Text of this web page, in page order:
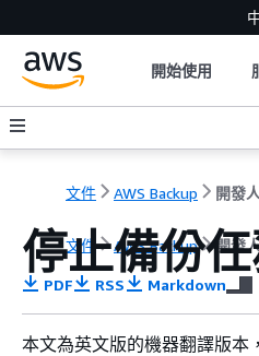
開始使用
文件 AWS Backup 開發
文件 AWS Backup 開發
停止備份
PDF RSS Markdown
本文為英文版的機器翻譯版本